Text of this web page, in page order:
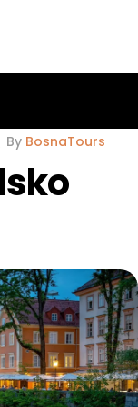
By BosnaTours